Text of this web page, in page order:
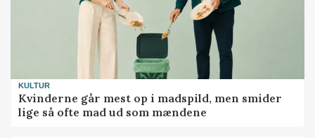
KULTUR
Kvinderne går mest op i madspild, men smider
lige så ofte mad ud som mændene